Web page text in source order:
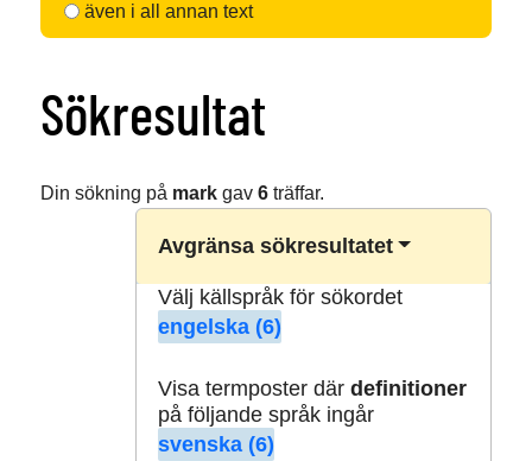
även i all annan text
Sökresultat
Din sökning på markgav 6träffar.
Avgränsa sökresultatet
Välj källspråk för sökordet
engelska (6)
Visa termposter där definitioner
på följande språk ingår
svenska (6)